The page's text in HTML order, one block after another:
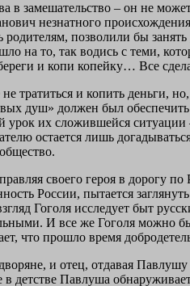
замешательство – он не
незнатного
позволили бы занять
на то, так водись с теми,
и копи копейку… Все
и копить деньги,
душ» должен был
их сложившейся
остается лишь
своего героя в дорогу по
России, пытается
Гоголя исследует быт
И все же Гоголя можно
что прошло время
и отец, отдавая
детстве Павлуша